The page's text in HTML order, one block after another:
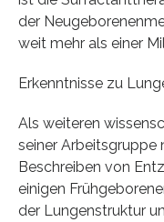
der
weit mehr als einer
Erkenntnisse zu
Als weiteren
seiner Arbeitsgruppe
Beschreiben von
einigen
der Lungenstruktur